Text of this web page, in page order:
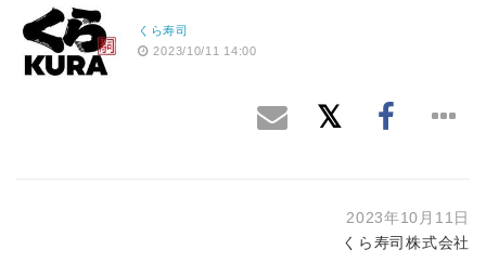
くら寿司
2023/10/11 14:00
2023年10月11日
くら寿司株式会社